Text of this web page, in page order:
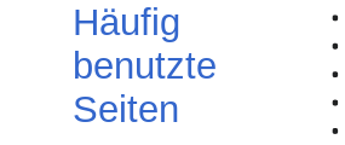
Häufig
benutzte
Seiten